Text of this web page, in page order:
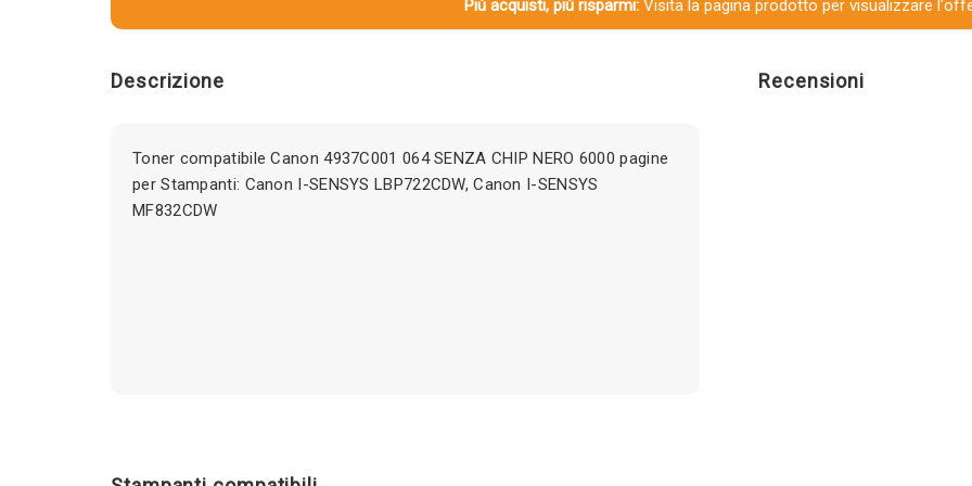
Più acquisti, più risparmi:Visita la pagina prodotto per visualizzare
Descrizione
Toner compatibile Canon 4937C001 064 SENZA CHIP NERO 6000 pagine
per Stampanti: Canon I-SENSYS LBP722CDW, Canon I-SENSYS
MF832CDW
Recensioni